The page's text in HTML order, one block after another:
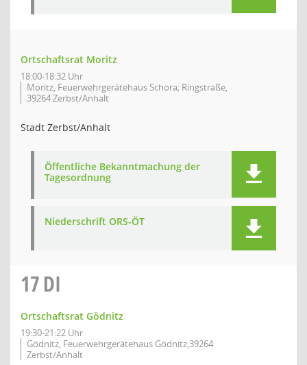
Ortschaftsrat Moritz
18:00-18:32 Uhr
Moritz, Feuerwehrgerätehaus Schora; Ringstraße,
39264 Zerbst/Anhalt
Stadt Zerbst/Anhalt
Öffentliche Bekanntmachung der
Tagesordnung
Niederschrift ORS-ÖT
17DI
Ortschaftsrat Gödnitz
19:30-21:22 Uhr
Gödnitz, Feuerwehrgerätehaus Gödnitz,39264
Zerbst/Anhalt